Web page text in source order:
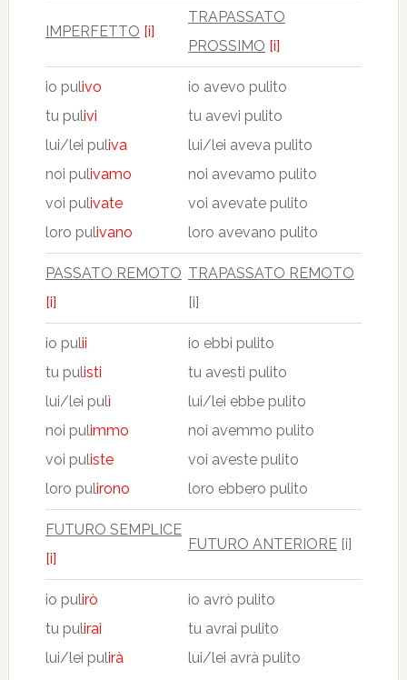
IMPERFETTO [i]
TRAPASSATO
PROSSIMO [i]
io pulivo
tu pulivi
lui/lei puliva
noi pulivamo
voi pulivate
loro pulivano
io avevo pulito
tu avevi pulito
lui/lei aveva pulito
noi avevamo pulito
voi avevate pulito
loro avevano pulito
PASSATO REMOTO
[i]
TRAPASSATO REMOTO
[i]
io pulii
tu pulisti
lui/lei pulì
noi pulimmo
voi puliste
loro pulirono
io ebbi pulito
tu avesti pulito
lui/lei ebbe pulito
noi avemmo pulito
voi aveste pulito
loro ebbero pulito
FUTURO SEMPLICE
[i]
FUTURO ANTERIORE[i]
io pulirò
tu pulirai
lui/lei pulirà
io avrò pulito
tu avrai pulito
lui/lei avrà pulito